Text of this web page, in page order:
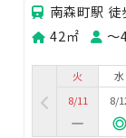
南森町駅 徒
42㎡
〜
火
8/11
水
8/